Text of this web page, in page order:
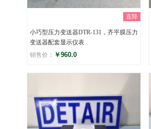
直降
小巧型压力变送器DTR-131，齐平膜压力
变送器配套显示仪表
销售价： ￥960.0
评分